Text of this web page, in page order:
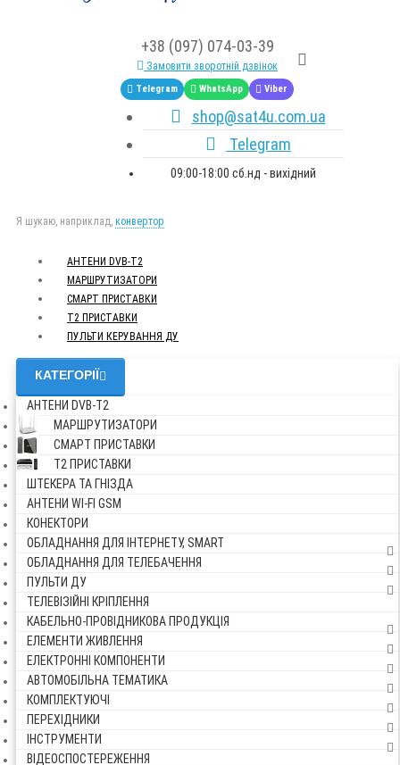
+38 (097) 074-03-39
Замовити зворотній дзвінок
Telegram WhatsApp Viber
shop@sat4u.com.ua
Telegram
09:00-18:00 сб.нд - вихідний
Я шукаю, наприклад, конвертор
АНТЕНИ DVB-Т2
МАРШРУТИЗАТОРИ
СМАРТ ПРИСТАВКИ
Т2 ПРИСТАВКИ
ПУЛЬТИ КЕРУВАННЯ ДУ
КАТЕГОРІЇ
АНТЕНИ DVB-Т2
МАРШРУТИЗАТОРИ
СМАРТ ПРИСТАВКИ
Т2 ПРИСТАВКИ
ШТЕКЕРА ТА ГНІЗДА
АНТЕНИ WI-FI GSM
КОНЕКТОРИ
ОБЛАДНАННЯ ДЛЯ ІНТЕРНЕТУ, SMART
ОБЛАДНАННЯ ДЛЯ ТЕЛЕБАЧЕННЯ
ПУЛЬТИ ДУ
ТЕЛЕВІЗІЙНІ КРІПЛЕННЯ
КАБЕЛЬНО-ПРОВІДНИКОВА ПРОДУКЦІЯ
ЕЛЕМЕНТИ ЖИВЛЕННЯ
ЕЛЕКТРОННІ КОМПОНЕНТИ
АВТОМОБІЛЬНА ТЕМАТИКА
КОМПЛЕКТУЮЧІ
ПЕРЕХІДНИКИ
ІНСТРУМЕНТИ
ВІДЕОСПОСТЕРЕЖЕННЯ